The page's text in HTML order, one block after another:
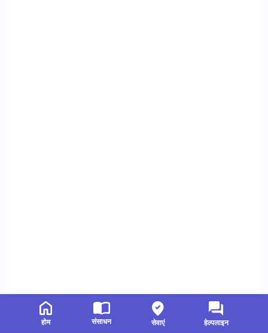
होम संसाधन सेवाएं हेल्पलाइन